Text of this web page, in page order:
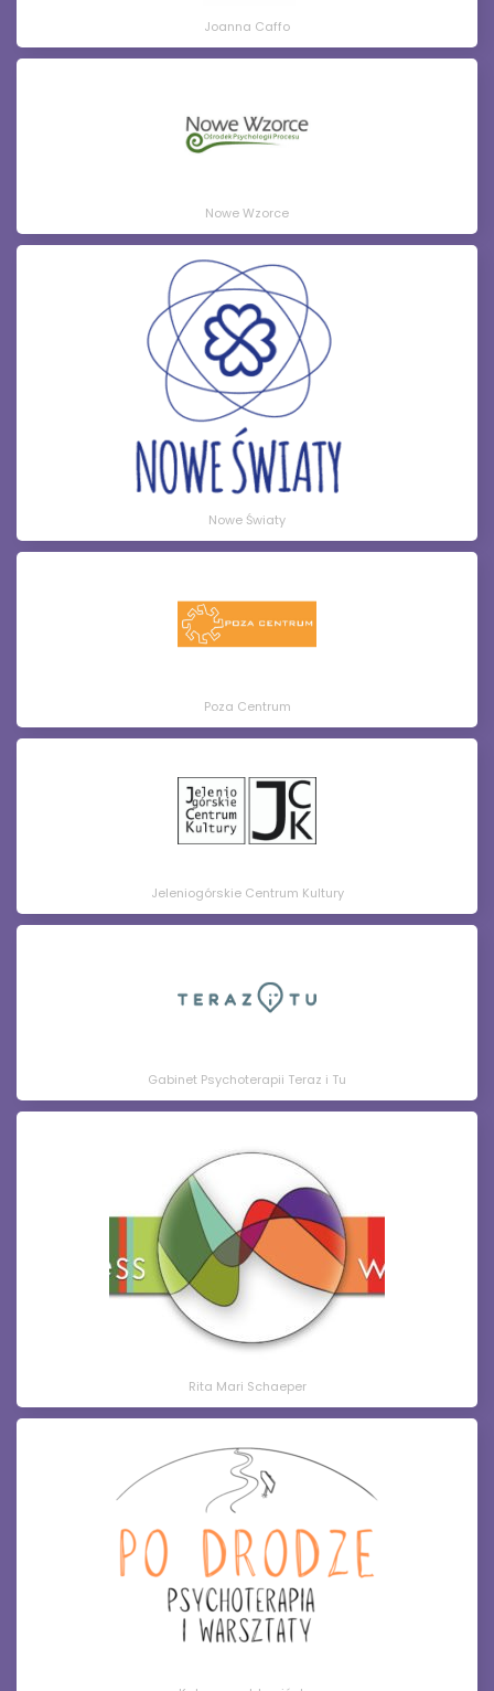
Joanna Caffo
Nowe Wzorce
Nowe Światy
Poza Centrum
Jeleniogórskie Centrum Kultury
Gabinet Psychoterapii Teraz i Tu
Rita Mari Schaeper